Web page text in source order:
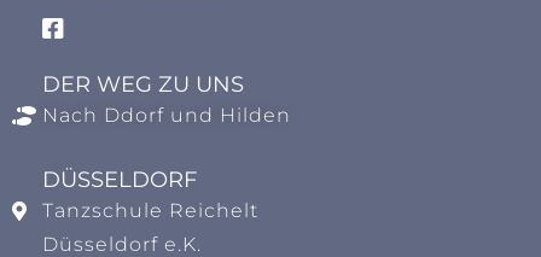
DER WEG ZU UNS
Nach Ddorf und Hilden
DÜSSELDORF
Tanzschule Reichelt
Düsseldorf e.K.